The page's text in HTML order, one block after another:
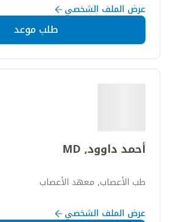
عرض الملف الشخصي
طلب موعد
أحمد داوود, MD
طب الأعصاب, معهد الأعصاب
عرض الملف الشخصي